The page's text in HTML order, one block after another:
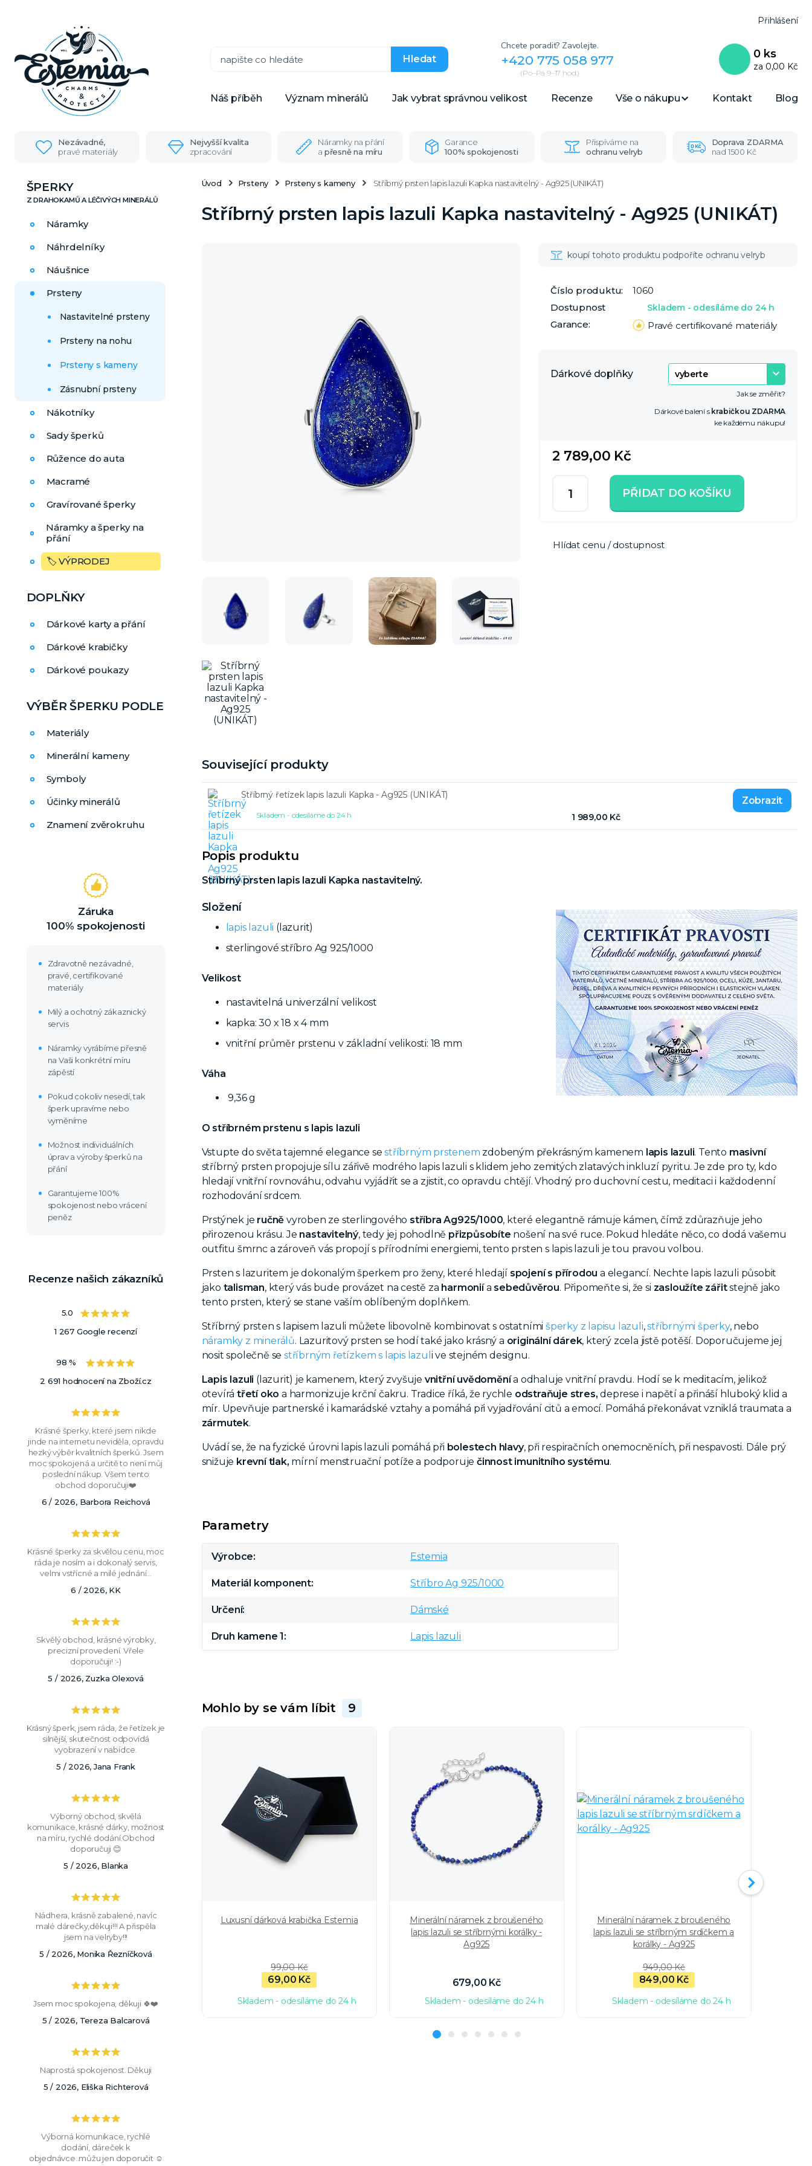
Náš příběh Význam minerálů Jak vybrat správnou velikost Recenze Vše o nákupu Kontakt Blog
Přihlášení
Hledat
Chcete poradit? Zavolejte.
+420 775 058 977
(Po–Pá 9–17 hod.)
0 ks
za 0,00 Kč
Nezávadné,
pravé materiály
Nejvyšší kvalita
zpracování
Náramky na přání
a přesně na míru
Garance
100% spokojenosti
Přispíváme na
ochranu velryb
Doprava ZDARMA
nad 1500 Kč
ŠPERKY
Náramky
Náhrdelníky
Náušnice
Prsteny
Nastavitelné prsteny
Prsteny na nohu
Prsteny s kameny
Zásnubní prsteny
Nákotníky
Sady šperků
Růžence do auta
Macramé
Gravírované šperky
Náramky a šperky na
přání
🏷️ VÝPRODEJ
DOPLŇKY
Dárkové karty a přání
Dárkové krabičky
Dárkové poukazy
VÝBĚR ŠPERKU PODLE
Materiály
Minerální kameny
Symboly
Účinky minerálů
Znamení zvěrokruhu
Záruka
100% spokojenosti
Zdravotně nezávadné,
pravé, certifikované
materiály
Milý a ochotný zákaznický
servis
Náramky vyrábíme přesně
na Vaši konkrétní míru
zápěstí
Pokud cokoliv nesedí, tak
šperk upravíme nebo
vyměníme
Možnost individuálních
úprav a výroby šperků na
přání
Garantujeme 100%
spokojenost nebo vrácení
peněz
Recenze našich zákazníků
5.0
1 267 Google recenzí
98 %
2 691 hodnocení na Zboží.cz
Krásné šperky, které jsem nikde
jinde na internetu neviděla, opravdu
hezký výběr kvalitních šperků. Jsem
moc spokojená a určitě to není můj
poslední nákup. Všem tento
obchod doporučuji❤️
6 / 2026, Barbora Reichová
Krásné šperky za skvělou cenu, moc
ráda je nosím a i dokonalý servis,
velmi vstřícné a milé jednání...
6 / 2026, KK
Skvělý obchod, krásné výrobky,
precizní provedení. Vřele
doporučuji! :-)
5 / 2026, Zuzka Olexová
Krásný šperk, jsem ráda, že řetízek je
silnější, skutečnost odpovídá
vyobrazení v nabídce.
5 / 2026, Jana Frank
Výborný obchod, skvělá
komunikace, krásné dárky, možnost
na míru, rychlé dodání.Obchod
doporučuji 😊
5 / 2026, Blanka
Nádhera, krásně zabalené, navíc
malé dárečky,děkuji!!! A přispěla
jsem na velryby!!!
5 / 2026, Monika Řezníčková
Jsem moc spokojena, děkuji 🍀❤️
5 / 2026, Tereza Balcarová
Naprostá spokojenost. Děkuji
5 / 2026, Eliška Richterová
Výborná komunikace, rychlé
dodání, dáreček k
objednávce..můžu jen doporučit ☺️
Úvod Prsteny Prsteny s kameny Stříbrný prsten lapis lazuli Kapka nastavitelný - Ag925 (UNIKÁT)
Stříbrný prsten lapis lazuli Kapka nastavitelný - Ag925 (UNIKÁT)
Číslo produktu:
1060
Dostupnost
Skladem - odesíláme do 24 h
Garance: Pravé certifikované materiály
Dárkové doplňky
Jak se změřit?
Dárkové balení s krabičkou ZDARMA
ke každému nákupu!
2 789,00 Kč
PŘIDAT DO KOŠÍKU
Hlídat cenu / dostupnost
Související produkty
Stříbrný řetízek lapis lazuli Kapka - Ag925 (UNIKÁT)
1 989,00 Kč
Skladem - odesíláme do 24 h
Popis produktu
Stříbrný prsten lapis lazuli Kapka nastavitelný.
Složení
lapis lazuli (lazurit)
sterlingové stříbro Ag 925/1000
Velikost
nastavitelná univerzální velikost
kapka: 30 x 18 x 4 mm
vnitřní průměr prstenu v základní velikosti: 18 mm
Váha
9,36 g
O stříbrném prstenu s lapis lazuli
Vstupte do světa tajemné elegance sestříbrným prstenem zdobeným překrásným kamenem lapis lazuli. Tento masivní
stříbrný prsten propojuje sílu zářivě modrého lapis lazuli s klidem jeho zemitých zlatavých inkluzí pyritu. Je zde pro ty, kdo
hledají vnitřní rovnováhu, odvahu vyjádřit se a zjistit, co opravdu chtějí. Vhodný pro duchovní cestu, meditaci i každodenní
rozhodování srdcem.
Prstýnek je ručně vyroben ze sterlingového stříbra Ag925/1000, které elegantně rámuje kámen, čímž zdůrazňuje jeho
přirozenou krásu. Je nastavitelný, tedy jej pohodlně přizpůsobíte nošení na své ruce. Pokud hledáte něco, co dodá vašemu
outfitu šmrnc a zároveň vás propojí s přírodními energiemi, tento prsten s lapis lazuli je tou pravou volbou.
Prsten s lazuritem je dokonalým šperkem pro ženy, které hledají spojení s přírodou a elegancí. Nechte lapis lazuli působit
jako talisman, který vás bude provázet na cestě za harmoniía sebedůvěrou. Připomeňte si, že si zasloužíte zářitstejně jako
tento prsten, který se stane vaším oblíbeným doplňkem.
Stříbrný prsten s lapisem lazuli můžete libovolně kombinovat s ostatnímišperky z lapisu lazuli,stříbrnými šperky, nebo
náramky z minerálů. Lazuritový prsten se hodí také jako krásný a originální dárek, který zcela jistě potěší. Doporučujeme jej
nosit společně sestříbrným řetízkem s lapis lazul i ve stejném designu.
Lapis lazuli (lazurit) je kamenem, který zvyšuje vnitřní uvědoměnía odhaluje vnitřní pravdu. Hodí se k meditacím, jelikož
otevírátřetí okoa harmonizuje krční čakru. Tradice říká, že rychle odstraňuje stres,deprese i napětí a přináší hluboký klid a
mír. Upevňuje partnerské i kamarádské vztahy a pomáhá při vyjadřování citů a emocí. Pomáhá překonávat vzniklá traumata a
zármutek.
Uvádí se, že na fyzické úrovni lapis lazuli pomáhá při bolestech hlavy, při respiračních onemocněních, při nespavosti. Dále prý
snižuje krevní tlak, mírní menstruační potíže a podporuječinnost imunitního systému.
Parametry
Výrobce Estemia
Materiál komponent Stříbro Ag 925/1000
Určení Dámské
Druh kamene 1 Lapis lazuli
Mohlo by se vám líbit 9
Luxusní dárková krabička Estemia
99,00 Kč
69,00 Kč
Skladem - odesíláme do 24 h
Minerální náramek z broušeného
lapis lazuli se stříbrnými korálky -
Ag925
679,00 Kč
Skladem - odesíláme do 24 h
Minerální náramek z broušeného
lapis lazuli se stříbrným srdíčkem a
korálky - Ag925
949,00 Kč
849,00 Kč
Skladem - odesíláme do 24 h